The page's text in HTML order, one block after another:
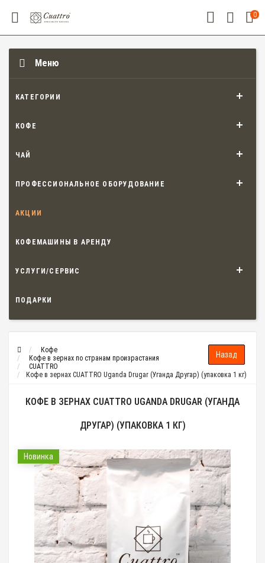
0
Меню
КАТЕГОРИИ
КОФЕ
ЧАЙ
ПРОФЕССИОНАЛЬНОЕ ОБОРУДОВАНИЕ
АКЦИИ
КОФЕМАШИНЫ В АРЕНДУ
УСЛУГИ/СЕРВИС
ПОДАРКИ
Кофе
Кофе в зернах по странам произрастания
CUATTRO
Кофе в зернах CUATTRO Uganda Drugar (Уганда Другар) (упаковка 1 кг)
КОФЕ В ЗЕРНАХ CUATTRO UGANDA DRUGAR (УГАНДА
ДРУГАР) (УПАКОВКА 1 КГ)
Новинка